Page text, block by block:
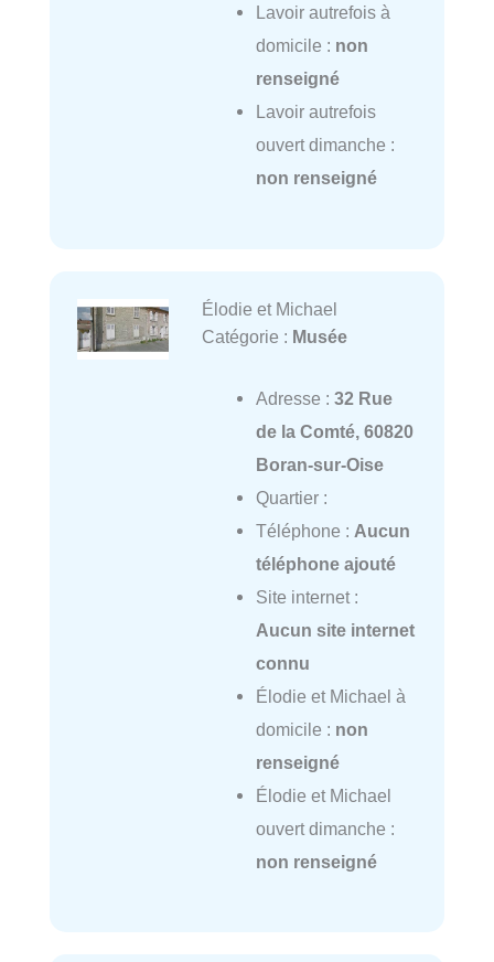
Lavoir autrefois à
domicile : non
renseigné
Lavoir autrefois
ouvert dimanche :
non renseigné
Élodie et Michael
Catégorie : Musée
Adresse : 32 Rue
de la Comté, 60820
Boran-sur-Oise
Quartier :
Téléphone : Aucun
téléphone ajouté
Site internet :
Aucun site internet
connu
Élodie et Michael à
domicile : non
renseigné
Élodie et Michael
ouvert dimanche :
non renseigné